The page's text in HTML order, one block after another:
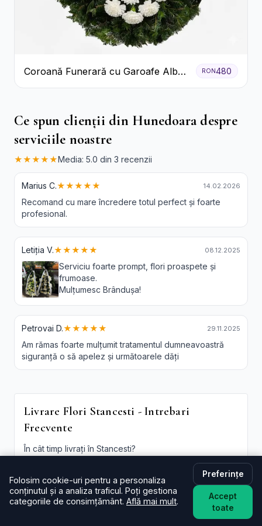
Coroană Funerară cu Garoafe Albe
și Crizanteme
RON 480
Ce spun clienții din Hunedoara despre
serviciile noastre
★★★★★Media: 5.0 din 3 recenzii
Marius C.★★★★★ 14.02.2026
Recomand cu mare încredere totul perfect și foarte
profesional.
Letiția V.★★★★★ 08.12.2025
Serviciu foarte prompt, flori proaspete și
frumoase.
Mulțumesc Brândușa!
Petrovai D.★★★★★ 29.11.2025
Am rămas foarte mulțumit tratamentul dumneavoastră
siguranță o să apelez și următoarele dăți
Livrare Flori Stancesti - Intrebari
Frecvente
În cât timp livrați în Stancesti?
plasate în intervalul programului. La checkout poți
alege intervalul preferat; oferim șilivrare flori
Stancesti in aceeasi ziîn funcție de disponibilitate.
Este livrarea de flori la domiciliu în Stancesti disponibilă
Folosim cookie-uri pentru a personaliza
conținutul și a analiza traficul. Poți gestiona
categoriile de consimțământ. Află mai mult.
Preferințe
Accept
toate